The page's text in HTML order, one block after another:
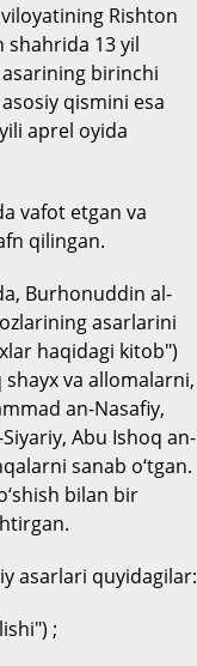
Rishton
shahrida 13 yil
asarining birinchi
qismini esa
aprel oyida
vafot etgan va
qilingan.
Burhonuddin al-
asarlarini
haqidagi kitob")
shayx va allomalarni,
an-Nasafiy,
Abu Ishoq an-
sanab o‘tgan.
bilan bir
asarlari quyidagilar:
;